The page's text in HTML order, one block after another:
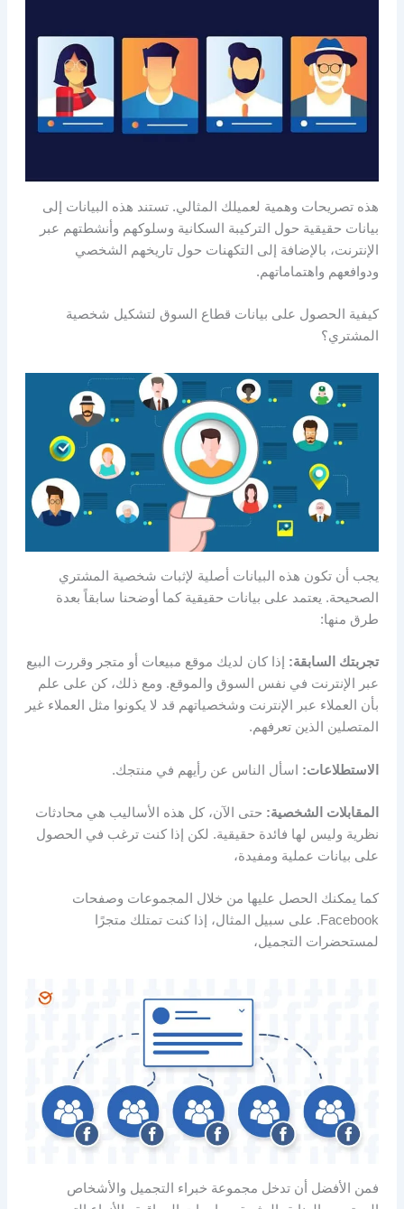
هذه تصريحات وهمية لعميلك المثالي. تستند هذه البيانات إلى
بيانات حقيقية حول التركيبة السكانية وسلوكهم وأنشطتهم عبر
الإنترنت، بالإضافة إلى التكهنات حول تاريخهم الشخصي
ودوافعهم واهتماماتهم.
كيفية الحصول على بيانات قطاع السوق لتشكيل شخصية
المشتري؟
يجب أن تكون هذه البيانات أصلية لإثبات شخصية المشتري
الصحيحة. يعتمد على بيانات حقيقية كما أوضحنا سابقاً بعدة
طرق منها:
تجربتك السابقة:
إذا كان لديك موقع مبيعات أو متجر وقررت البيع
عبر الإنترنت في نفس السوق والموقع. ومع ذلك، كن على علم
بأن العملاء عبر الإنترنت وشخصياتهم قد لا يكونوا مثل العملاء غير
المتصلين الذين تعرفهم.
الاستطلاعات: اسأل الناس عن رأيهم في منتجك.
المقابلات الشخصية: حتى الآن، كل هذه الأساليب هي محادثات
نظرية وليس لها فائدة حقيقية. لكن إذا كنت ترغب في الحصول
على بيانات عملية ومفيدة،
كما يمكنك الحصل عليها من خلال المجموعات وصفحات
Facebook. على سبيل المثال، إذا كنت تمتلك متجرًا
لمستحضرات التجميل،
فمن الأفضل أن تدخل مجموعة خبراء التجميل والأشخاص